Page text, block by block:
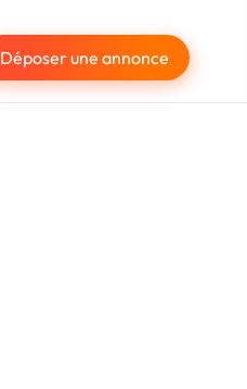
Déposer une annonce